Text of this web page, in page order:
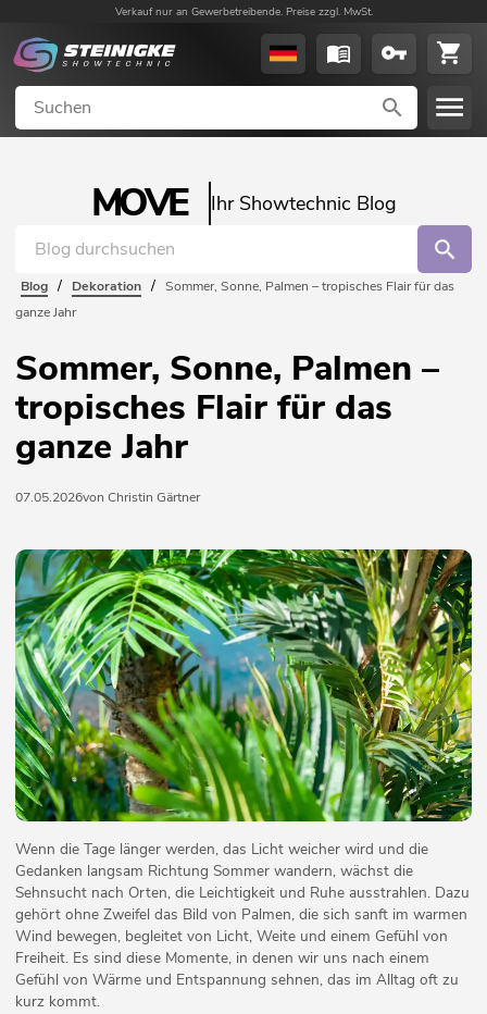
Verkauf nur an Gewerbetreibende. Preise zzgl. MwSt.
MOVE Ihr Showtechnic Blog
Blog / Dekoration / Sommer, Sonne, Palmen – tropisches Flair für das
ganze Jahr
Sommer, Sonne, Palmen –
tropisches Flair für das
ganze Jahr
07.05.2026von Christin Gärtner
Wenn die Tage länger werden, das Licht weicher wird und die
Gedanken langsam Richtung Sommer wandern, wächst die
Sehnsucht nach Orten, die Leichtigkeit und Ruhe ausstrahlen. Dazu
gehört ohne Zweifel das Bild von Palmen, die sich sanft im warmen
Wind bewegen, begleitet von Licht, Weite und einem Gefühl von
Freiheit. Es sind diese Momente, in denen wir uns nach einem
Gefühl von Wärme und Entspannung sehnen, das im Alltag oft zu
kurz kommt.